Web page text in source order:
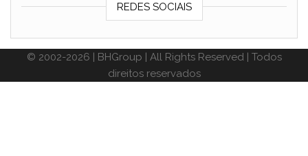
REDES SOCIAIS
© 2002-2026 | BHGroup | All Rights Reserved | Todos
direitos reservados